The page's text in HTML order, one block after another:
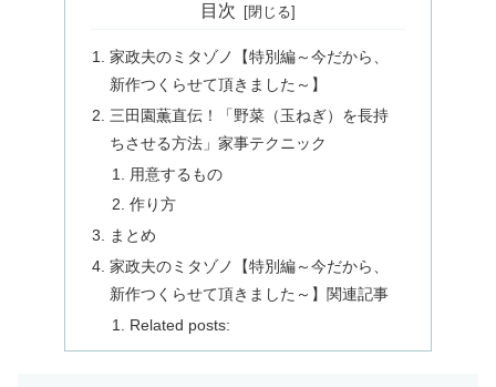
目次
家政夫のミタゾノ【特別編～今だから、
新作つくらせて頂きました～】
三田園薫直伝！「野菜（玉ねぎ）を長持
ちさせる方法」家事テクニック
用意するもの
作り方
まとめ
家政夫のミタゾノ【特別編～今だから、
新作つくらせて頂きました～】関連記事
Related posts: